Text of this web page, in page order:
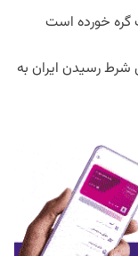
خورده است
رسیدن ایران به